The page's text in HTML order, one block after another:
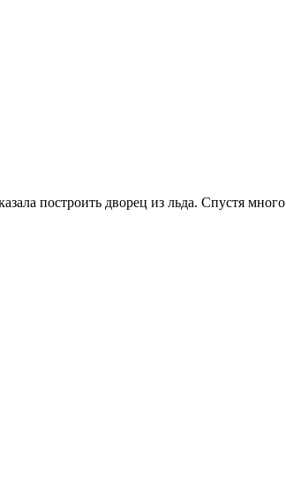
построить дворец из льда. Спустя